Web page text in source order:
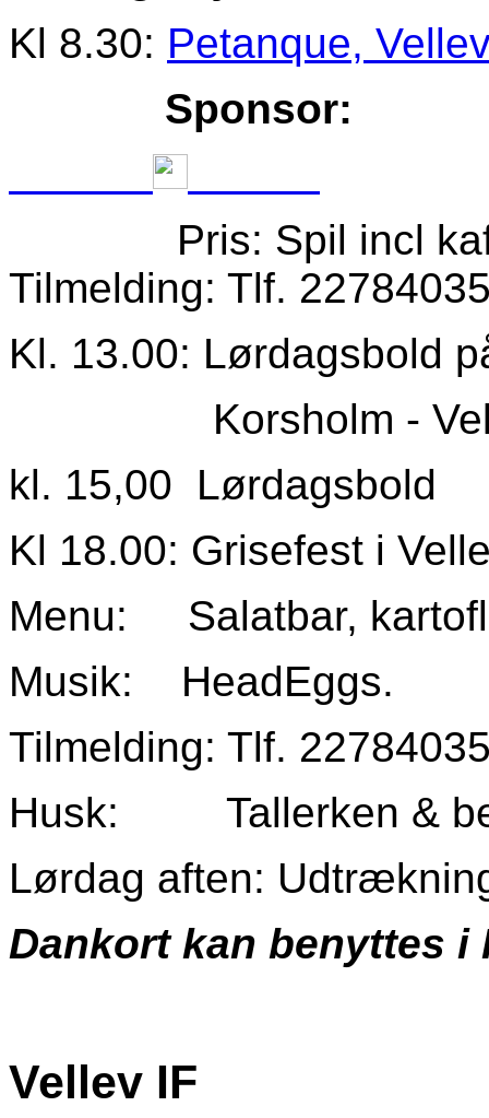
Kl 8.30: Petanque,
Sponsor:
Pris: Spil incl kaffe
Tilmelding: Tlf.
Kl. 13.00: Lørdagsbold
Korsholm -
kl. 15,00 Lørdagsbold
Kl 18.00: Grisefest i
Menu: Salatbar,
Musik: HeadEggs.
Tilmelding: Tlf.
Husk: Tallerken &
Lørdag aften:
Dankort kan benyttes
Vellev IF